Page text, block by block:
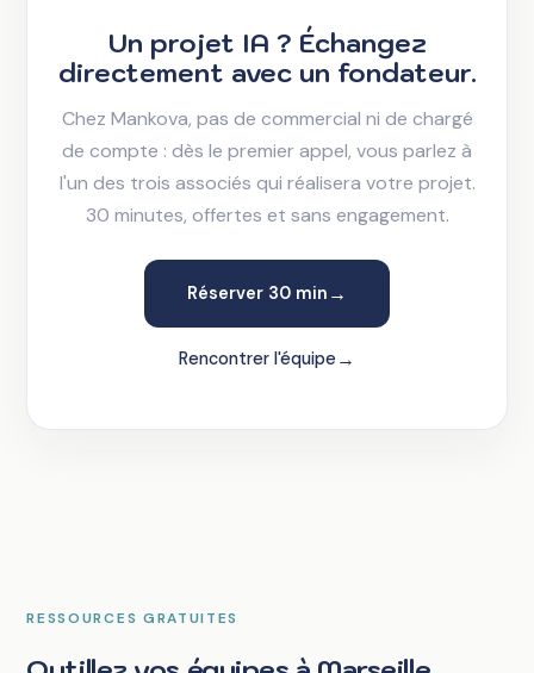
Un projet IA ? Échangez
directement avec un fondateur.
Chez Mankova, pas de commercial ni de chargé
de compte : dès le premier appel, vous parlez à
l'un des trois associés qui réalisera votre projet.
30 minutes, offertes et sans engagement.
Réserver 30 min →
Rencontrer l'équipe→
RESSOURCES GRATUITES